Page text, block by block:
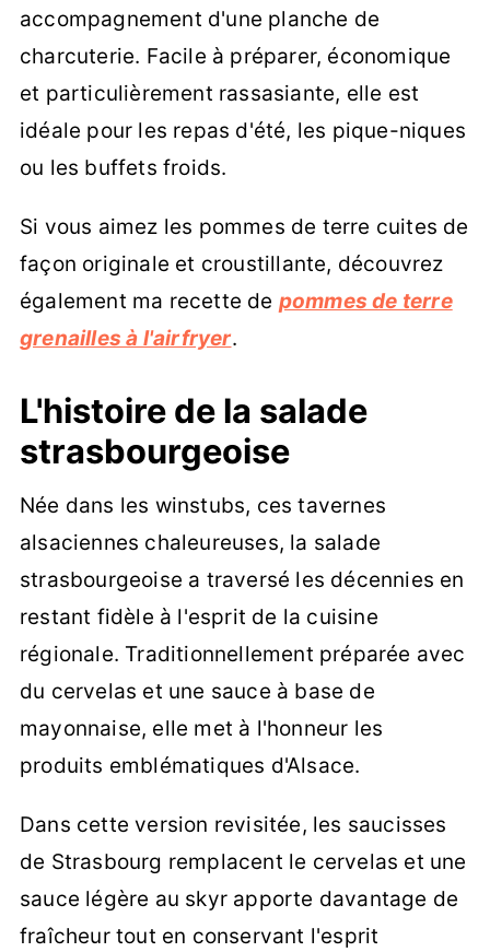
accompagnement d'une planche de
charcuterie. Facile à préparer, économique
et particulièrement rassasiante, elle est
idéale pour les repas d'été, les pique-niques
ou les buffets froids.
Si vous aimez les pommes de terre cuites de
façon originale et croustillante, découvrez
également ma recette de pommes de terre
grenailles à l'airfryer.
L'histoire de la salade
strasbourgeoise
Née dans les winstubs, ces tavernes
alsaciennes chaleureuses, la salade
strasbourgeoise a traversé les décennies en
restant fidèle à l'esprit de la cuisine
régionale. Traditionnellement préparée avec
du cervelas et une sauce à base de
mayonnaise, elle met à l'honneur les
produits emblématiques d'Alsace.
Dans cette version revisitée, les saucisses
de Strasbourg remplacent le cervelas et une
sauce légère au skyr apporte davantage de
fraîcheur tout en conservant l'esprit